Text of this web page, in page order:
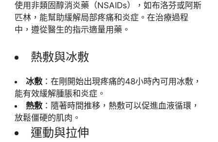
使用非類固醇消炎藥（NSAIDs），如布洛芬或阿斯
匹林，能幫助緩解局部疼痛和炎症。在治療過程
中，遵從醫生的指示適量用藥。
熱敷與冰敷
冰敷 ：在剛開始出現疼痛的48小時內可用冰敷，
能有效緩解腫脹和炎症。
熱敷 ：隨著時間推移，熱敷可以促進血液循環，
放鬆僵硬的肌肉。
運動與拉伸